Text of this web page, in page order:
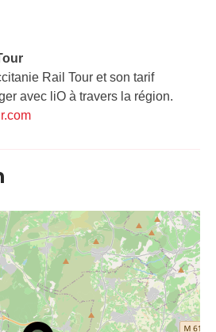
Rail Tour et son tarif
avec liO à travers la région.